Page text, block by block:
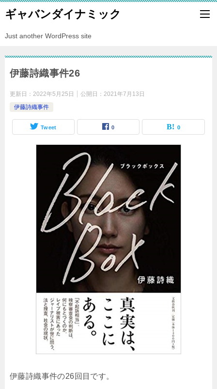
ギャバンダイナミック
Just another WordPress site
伊藤詩織事件26
更新日： 2022年5月25日 公開日： 2021年7月13日
伊藤詩織事件
Tweet 0 0
伊藤詩織事件の26回目です。